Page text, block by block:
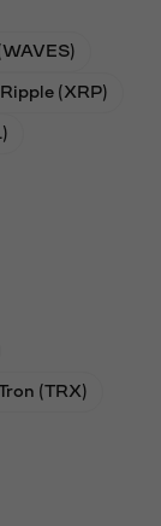
Ripple (XRP)
(TRX)